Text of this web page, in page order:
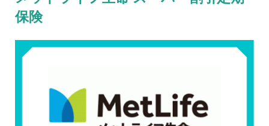
保険